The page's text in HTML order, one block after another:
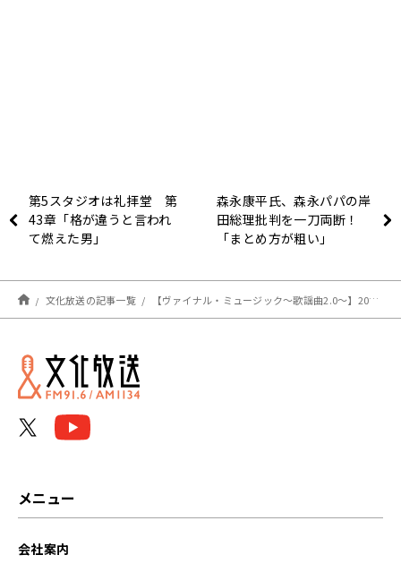
第5スタジオは礼拝堂 第
43章「格が違うと言われ
て燃えた男」
森永康平氏、森永パパの岸
田総理批判を一刀両断！
「まとめ方が粗い」
文化放送の記事一覧 【ヴァイナル・ミュージック～歌謡曲2.0～】2023年2月8日（水）オンエア楽曲
メニュー
会社案内